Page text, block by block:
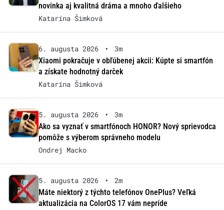
novinka aj kvalitná dráma a mnoho ďalšieho
Katarína Šimková
6. augusta 2026 •
3m
Xiaomi pokračuje v obľúbenej akcii: Kúpte si smartfón
a získate hodnotný darček
Katarína Šimková
5. augusta 2026 •
3m
Ako sa vyznať v smartfónoch HONOR? Nový sprievodca
pomôže s výberom správneho modelu
Ondrej Macko
5. augusta 2026 •
2m
Máte niektorý z týchto telefónov OnePlus? Veľká
aktualizácia na ColorOS 17 vám nepríde